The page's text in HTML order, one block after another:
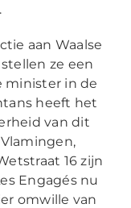
aan Waalse
ze een
minister in de
heeft het
van dit
16 zijn
Engagés nu
omwille van